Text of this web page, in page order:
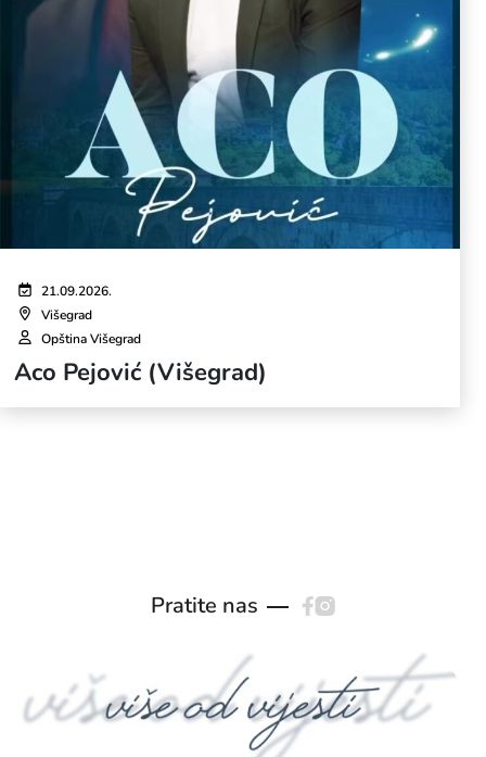
21.09.2026.
Višegrad
Opština Višegrad
Aco Pejović (Višegrad)
Pratite nas